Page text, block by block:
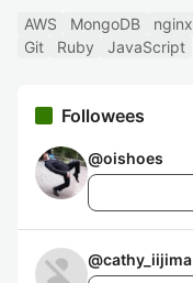
AWS MongoDB nginx
Git
Ruby JavaScript
Followees
@oishoes
@cathy_iijima